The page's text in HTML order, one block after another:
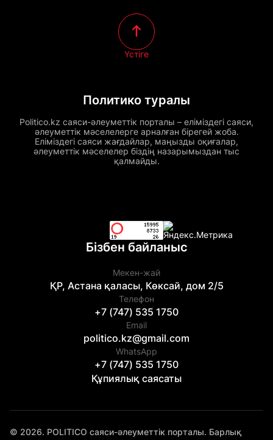
Политико туралы
Politico.kz саяси-әлеуметтік порталы – еліміздегі саяси,
әлеуметтік мәселелерге арналған бірегей жоба.
Еліміздегі саяси жағдайлар, маңызды оқиғалар,
әлеуметтік мәселелер біздің назарымыздан тыс
қалмайды.
Үстіге
Бізбен байланыс
Мекен-жай
ҚР, Астана қаласы, Көксай, дом 2/5
Телефон
+7 (747) 535 1750
Email
politico.kz@gmail.com
WhatsApp
+7 (747) 535 1750
Құпиялық саясаты
© 2026. POLITICO саяси-әлеуметтік порталы. Барлық